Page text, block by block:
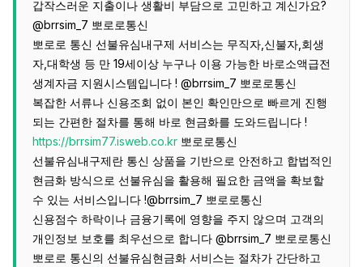
갑작스러운 지출이나 생활비 부담으로 고민하고 계신가요?
@brrsim_7 뽀로로통신
뽀로로 통신 선불유심내구제 서비스는 무직자,신불자,회생
자,대학생 등 만 19세이상 누구나 이용 가능한 바로소액급전
생계자금 지원시스템입니다 ! @brrsim_7 뽀로로통신
복잡한 서류나 신용조회 없이 본인 확인만으로 빠르게 진행
되는 간편한 절차를 통해 바로 현금화를 도와드립니다 !
https://brrsim77.isweb.co.kr 뽀로로통신
선불유심내구제란 통신 상품을 기반으로 안전하고 합법적인
현금화 방식으로 선불유심을 활용해 필요한 금액을 확보할
수 있는 서비스입니다 !@brrsim_7 뽀로로통신
신용점수 하락이나 금융기록에 영향을 주지 않으며 고객의
개인정보 보호를 최우선으로 합니다 @brrsim_7 뽀로로통신
뽀로로 통신의 선불유심현금화 서비스는 절차가 간단하고